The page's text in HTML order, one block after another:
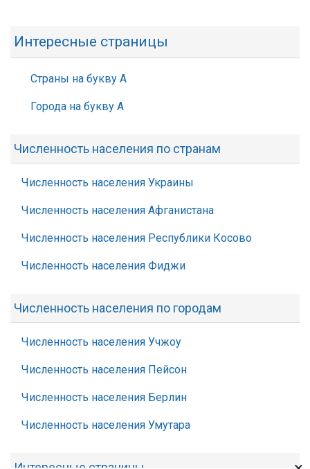
Интересные страницы
Страны на букву А
Города на букву А
Численность населения по странам
Численность населения Украины
Численность населения Афганистана
Численность населения Республики Косово
Численность населения Фиджи
Численность населения по городам
Численность населения Учжоу
Численность населения Пейсон
Численность населения Берлин
Численность населения Умутара